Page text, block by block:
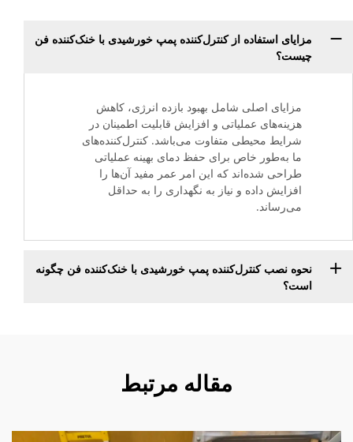
مزایای استفاده از کنترل‌کننده پمپ خورشیدی با خنک‌کننده فن
چیست؟
مزایای اصلی شامل بهبود بازده انرژی، کاهش
هزینه‌های عملیاتی و افزایش قابلیت اطمینان در
شرایط محیطی متفاوت می‌باشد. کنترل‌کننده‌های
ما به‌طور خاص برای حفظ دمای بهینه عملیاتی
طراحی شده‌اند که این امر عمر مفید آن‌ها را
افزایش داده و نیاز به نگهداری را به حداقل
می‌رساند.
نحوه نصب کنترل‌کننده پمپ خورشیدی با خنک‌کننده فن چگونه
است؟
مقاله مرتبط